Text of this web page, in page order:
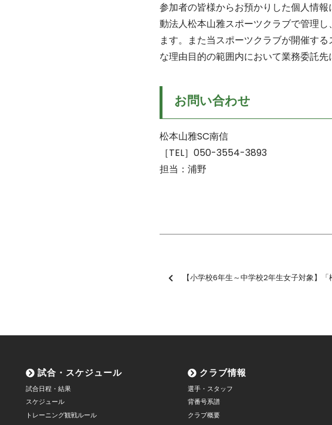
参加者の皆様からお預かりした個人情報
動法人松本山雅スポーツクラブで管理
ます。また当スポーツクラブが開催す
な理由目的の範囲内において業務委託
お問い合わせ
松本山雅SC南信
［TEL］050-3554-3893
担当：浦野
【小学校6年生～中学校2年生女子対象】「松本山雅FCレディースU-15体験練習会」開催・参加者募集
試合・スケジュール
試合日程・結果
スケジュール
トレーニング観戦ルール
クラブ情報
選手・スタッフ
背番号系譜
クラブ概要